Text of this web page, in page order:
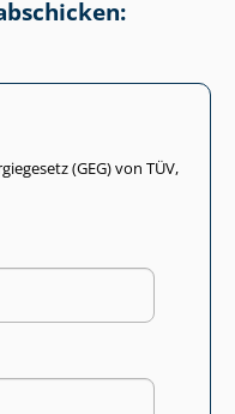
(GEG) von TÜV,